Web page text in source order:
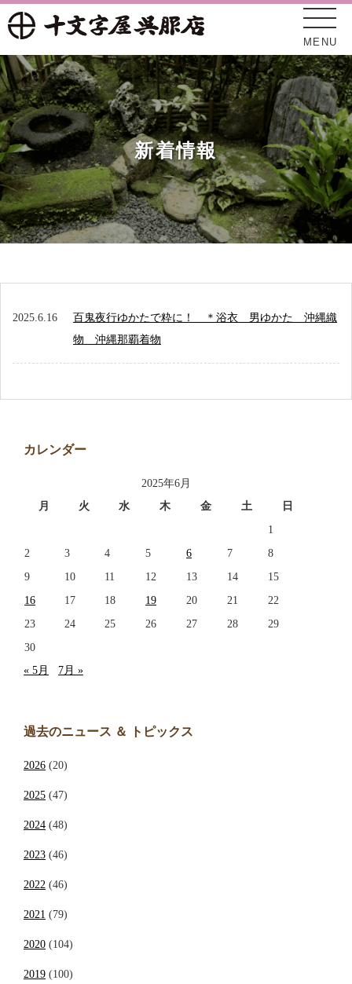
MENU
新着情報
十文字屋について
オンラインショップ
アクセス
お問い合わせ
新着情報
2025.6.16
百鬼夜行ゆかたで粋に！ ＊浴衣 男ゆかた 沖縄織
物 沖縄那覇着物
カレンダー
2025年6月
月
火 水 木 金 土
日
1
2
3 4 5 6 7
8
9
10 11 12 13 14
15
16
17 18 19 20 21
22
23
24 25 26 27 28
29
30
« 5月
7月 »
過去のニュース ＆ トピックス
2026 (20)
2025 (47)
2024 (48)
2023 (46)
2022 (46)
2021 (79)
2020 (104)
2019 (100)